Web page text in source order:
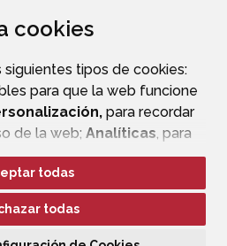
cookies
tipos de cookies:
para que la web funcione
para recordar
de la web; Analíticas, para
de la web y sus servicios.
“Aceptar todas”
su uso. Si pulsa el botón
todas
todas